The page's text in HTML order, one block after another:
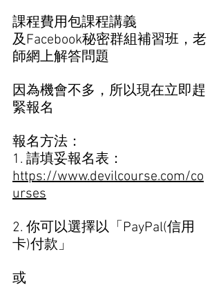
課程費用包課程講義
及Facebook秘密群組補習班，老
師網上解答問題
因為機會不多，所以現在立即趕
緊報名
報名方法：
1. 請填妥報名表：
https://www.devilcourse.com/co
urses
2. 你可以選擇以「PayPal(信用
卡)付款」
或